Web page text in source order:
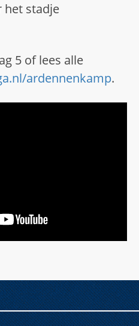
het stadje
5 of lees alle
ardennenkamp.